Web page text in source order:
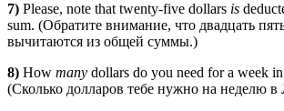
7) Please, note that twenty-five dollars is
sum. (Обратите внимание, что двадцать
вычитаются из общей суммы.)
8) How many dollars do you need for a week
(Сколько долларов тебе нужно на неделю в